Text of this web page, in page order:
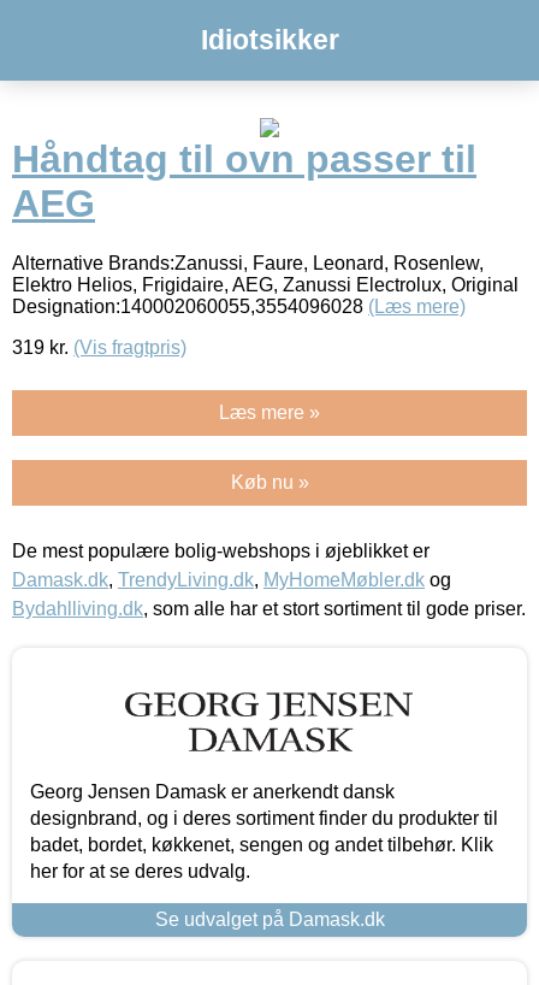
Idiotsikker
Håndtag til ovn passer til
AEG
Alternative Brands:Zanussi, Faure, Leonard, Rosenlew,
Elektro Helios, Frigidaire, AEG, Zanussi Electrolux, Original
Designation:140002060055,3554096028 (Læs mere)
319 kr. (Vis fragtpris)
Læs mere »
Køb nu »
De mest populære bolig-webshops i øjeblikket er
Damask.dk, TrendyLiving.dk, MyHomeMøbler.dk og
Bydahlliving.dk, som alle har et stort sortiment til gode priser.
Georg Jensen Damask er anerkendt dansk
designbrand, og i deres sortiment finder du produkter til
badet, bordet, køkkenet, sengen og andet tilbehør. Klik
her for at se deres udvalg.
Se udvalget på Damask.dk